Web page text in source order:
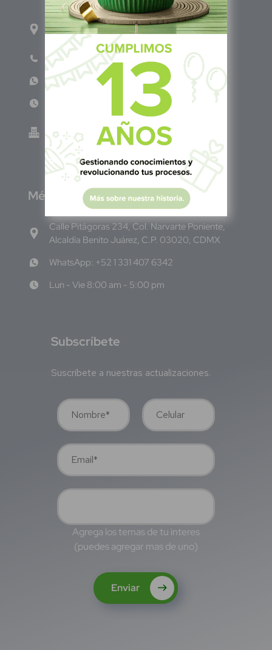
1ro Cll Pte, y 61 Av Nte, #3206, Local 9, San
Salvador Centro
Teléfono: +503 6986 1402
WhatsApp: +503 7687 3923
Lun - Vie 8:00am - 5:00pm
Green Know S.A de C.V - El Salvador 0614-
220118-102-0
México
Calle Pitágoras 234, Col. Narvarte Poniente,
Alcaldía Benito Juárez, C.P. 03020, CDMX
WhatsApp: +52 1 331 407 6342
Lun - Vie 8:00 am - 5:00 pm
Subscríbete
Suscríbete a nuestras actualizaciones.
Agrega los temas de tu interes
(puedes agregar mas de uno)
Enviar